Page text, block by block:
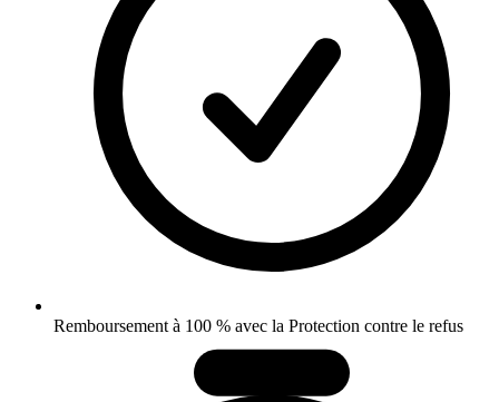
Remboursement à 100 % avec la Protection contre le refus